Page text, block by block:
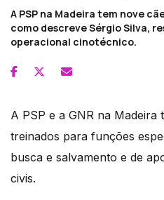
A PSP na Madeira tem nove
como descreve Sérgio Silva,
operacional cinotécnico.
A PSP e a GNR na Madeira
treinados para funções
busca e salvamento e de
civis.